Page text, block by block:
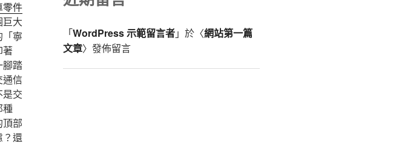
零件
大
寧
著
腳踏
通信
交
種
頂部
還
「WordPress 示範留言者」於〈網站第一篇
文章〉發佈留言